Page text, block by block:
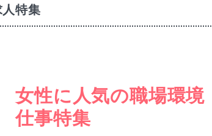
特集
女性に人気の職場環境
仕事特集